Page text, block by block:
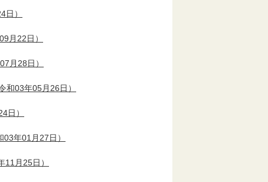
日）
月22日）
月28日）
和03年05月26日）
日）
03年01月27日）
11月25日）